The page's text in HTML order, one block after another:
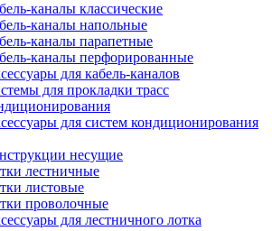
каналы классические
каналы напольные
каналы парапетные
каналы перфорированные
для кабель-каналов
для прокладки трасс
для систем кондиционирования
несущие
лестничные
листовые
проволочные
для лестничного лотка